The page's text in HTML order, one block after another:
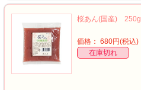
桜あん(国産) 250g
価格： 680円(税込)
在庫切れ